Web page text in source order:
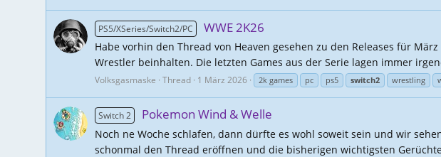
PS5/XSeries/Switch2/PC WWE 2K26
Habe vorhin den Thread von Heaven gesehen zu den Releases für
Wrestler beinhalten. Die letzten Games aus der Serie lagen immer
Volksgasmaske Thread 1 März 2026 2k games pc ps5 switch2 wrestling
Switch 2 Pokemon Wind & Welle
Noch ne Woche schlafen, dann dürfte es wohl soweit sein und wir
schonmal den Thread eröffnen und die bisherigen wichtigsten